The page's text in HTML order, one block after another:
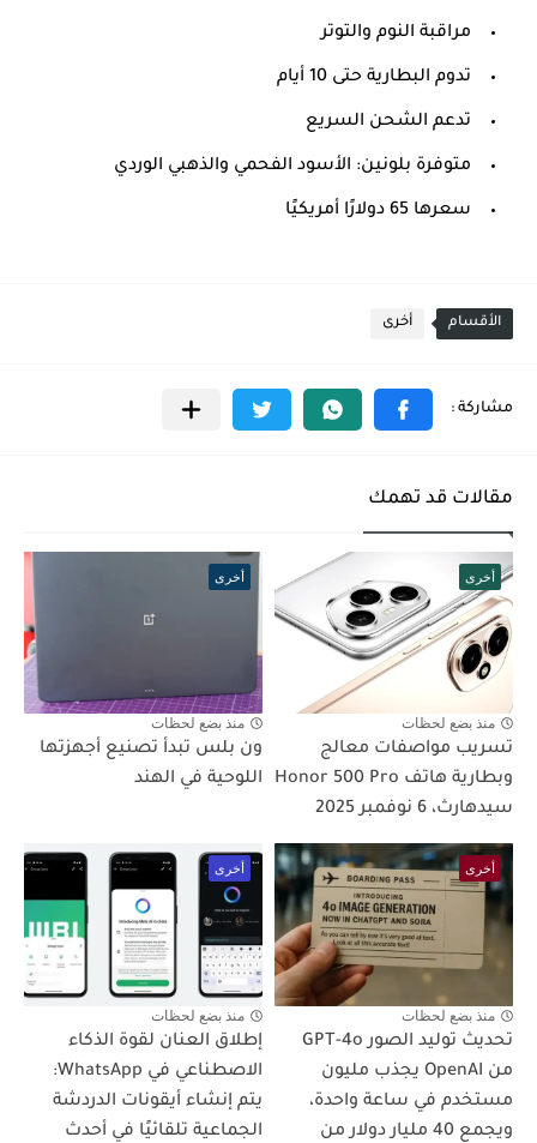
مراقبة النوم والتوتر
تدوم البطارية حتى 10 أيام
تدعم الشحن السريع
متوفرة بلونين: الأسود الفحمي والذهبي الوردي
سعرها 65 دولارًا أمريكيًا
الأقسام أخرى
مقالات قد تهمك
أخرى
منذ بضع لحظات
تسريب مواصفات معالج
وبطارية هاتف Honor 500 Pro
سيدهارث، 6 نوفمبر 2025
أخرى
منذ بضع لحظات
ون بلس تبدأ تصنيع أجهزتها
اللوحية في الهند
أخرى
منذ بضع لحظات
تحديث توليد الصور GPT-4o
من OpenAI يجذب مليون
مستخدم في ساعة واحدة،
ويجمع 40 مليار دولار من
أخرى
منذ بضع لحظات
إطلاق العنان لقوة الذكاء
الاصطناعي في WhatsApp:
يتم إنشاء أيقونات الدردشة
الجماعية تلقائيًا في أحدث